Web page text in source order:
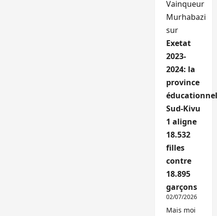
Vainqueur
Murhabazi
sur
Exetat
2023-
2024: la
province
Sud-Kivu
1 aligne
18.532
filles
contre
18.895
garçons
02/07/2026
Mais moi